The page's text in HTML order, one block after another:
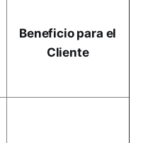
Beneficio para el
Cliente